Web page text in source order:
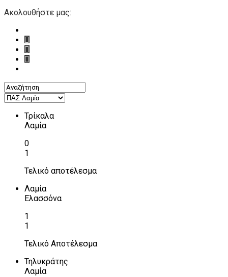
Ακολουθήστε μας:
Τρίκαλα
Λαμία
0
1
Τελικό αποτέλεσμα
Λαμία
Ελασσόνα
1
1
Τελικό Αποτέλεσμα
Τηλυκράτης
Λαμία